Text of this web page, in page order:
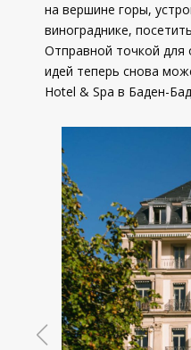
на вершине горы,
винограднике,
Отправной точкой для
идей теперь снова
Hotel & Spa в Баден-